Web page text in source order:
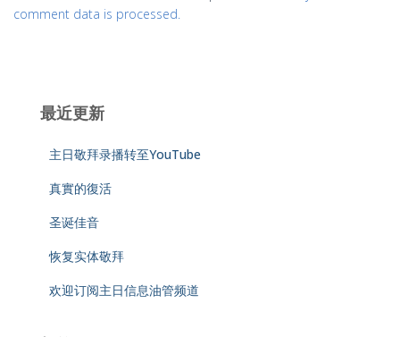
comment data is processed.
最近更新
主日敬拜录播转至YouTube
真實的復活
圣诞佳音
恢复实体敬拜
欢迎订阅主日信息油管频道